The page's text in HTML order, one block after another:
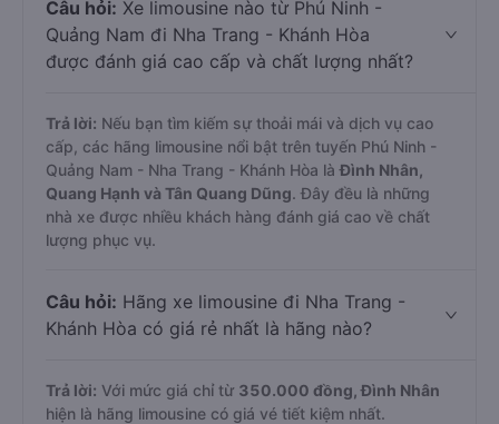
Câu hỏi: Xe limousine nào từ Phú Ninh -
Quảng Nam đi Nha Trang - Khánh Hòa
được đánh giá cao cấp và chất lượng nhất?
Trả lời: Nếu bạn tìm kiếm sự thoải mái và dịch vụ cao
cấp, các hãng limousine nổi bật trên tuyến Phú Ninh -
Quảng Nam - Nha Trang - Khánh Hòa làĐình Nhân,
Quang Hạnh và Tân Quang Dũng. Đây đều là những
nhà xe được nhiều khách hàng đánh giá cao về chất
lượng phục vụ.
Câu hỏi: Hãng xe limousine đi Nha Trang -
Khánh Hòa có giá rẻ nhất là hãng nào?
Trả lời: Với mức giá chỉ từ 350.000 đồng, Đình Nhân
hiện là hãng limousine có giá vé tiết kiệm nhất.